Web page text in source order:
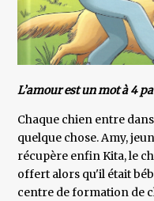
L’amour est un mot à 4
Chaque chien entre
quelque chose. Amy,
récupère enfin Kita, le
offert alors qu'il était
centre de formation de